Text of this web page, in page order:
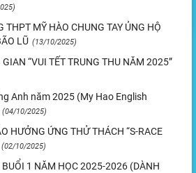
THPT MỸ HÀO CHUNG TAY ỦNG HỘ
LŨ (13/10/2025)
“VUI TẾT TRUNG THU NĂM 2025”
Anh năm 2025 (My Hao English
(04/10/2025)
HƯỞNG ỨNG THỬ THÁCH “S-RACE
(02/10/2025)
BUỔI 1 NĂM HỌC 2025-2026 (DÀNH